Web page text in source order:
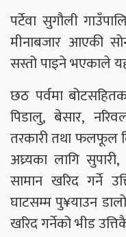
पर्टेवा सुगौली
मीनाबजार आएकी
सस्तो पाइने भएकाले
छठ पर्वमा
पिडालु, बेसार,
तरकारी तथा फलफूल
अघ्र्यका लागि
सामान खरिद गर्ने
घाटसम्म पु¥याउन
खरिद गर्नेको भीड